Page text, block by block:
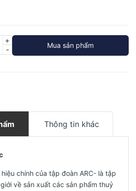
-
+
Mua sản phẩm
Thông tin khác
chính của tập đoàn ARC- là tập
về sản xuất các sản phẩm thuỷ